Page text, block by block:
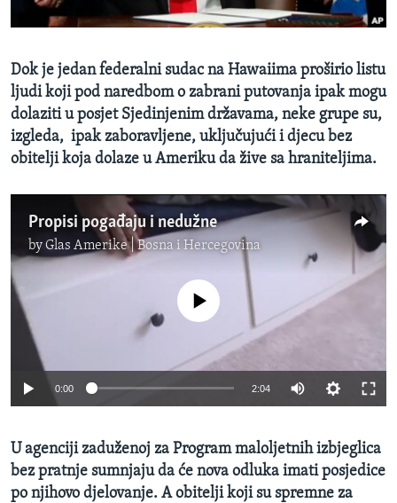
MAGAZIN
Learning English
PRATITE NAS
Jezici
Dok je jedan federalni sudac na Hawaiima proširio listu
ljudi koji pod naredbom o zabrani putovanja ipak mogu
dolaziti u posjet Sjedinjenim državama, neke grupe su,
izgleda, ipak zaboravljene, uključujući i djecu bez
obitelji koja dolaze u Ameriku da žive sa hraniteljima.
Propisi pogađaju i nedužne
byGlas Amerike | Bosna i Hercegovina
No media source currently available
0:00 2:04
U agenciji zaduženoj za Program maloljetnih izbjeglica
bez pratnje sumnjaju da će nova odluka imati posjedice
po njihovo djelovanje. A obitelji koji su spremne za